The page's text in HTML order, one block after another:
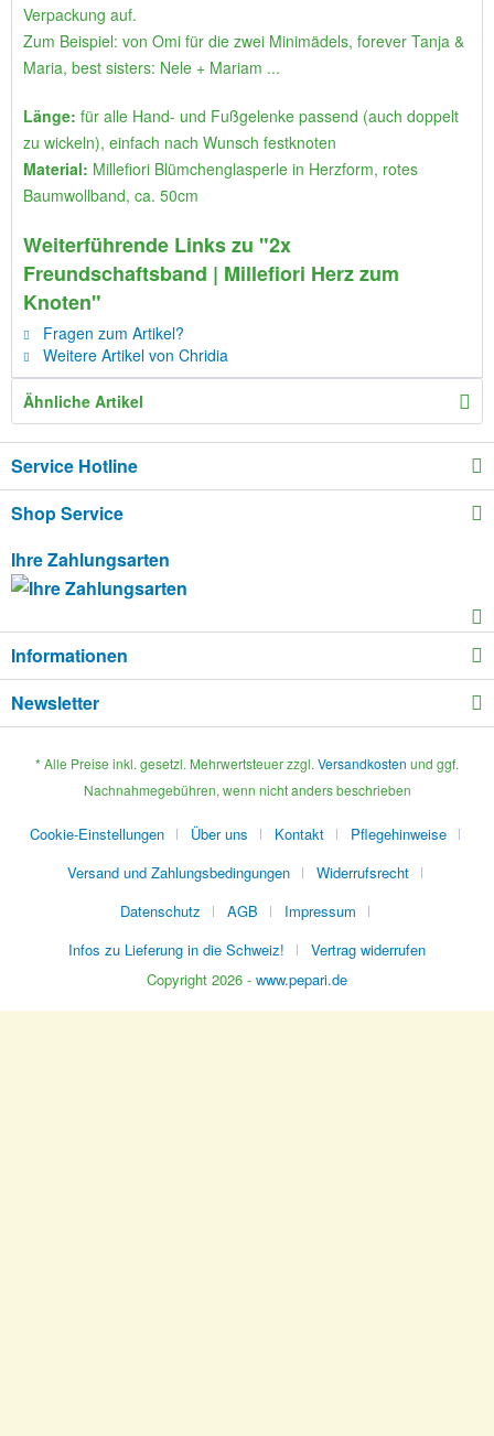
Verpackung auf.
Zum Beispiel: von Omi für die zwei Minimädels, forever Tanja &
Maria, best sisters: Nele + Mariam ...
Länge: für alle Hand- und Fußgelenke passend (auch doppelt
zu wickeln), einfach nach Wunsch festknoten
Material: Millefiori Blümchenglasperle in Herzform, rotes
Baumwollband, ca. 50cm
Weiterführende Links zu "2x
Freundschaftsband | Millefiori Herz zum
Knoten"
Fragen zum Artikel?
Weitere Artikel von Chridia
Ähnliche Artikel
Service Hotline
Shop Service
Ihre Zahlungsarten
Informationen
Newsletter
* Alle Preise inkl. gesetzl. Mehrwertsteuer zzgl. Versandkosten und ggf.
Nachnahmegebühren, wenn nicht anders beschrieben
Cookie-Einstellungen Über uns Kontakt
Pflegehinweise
Versand und Zahlungsbedingungen
Widerrufsrecht
Datenschutz
AGB
Impressum
Infos zu Lieferung in die Schweiz!
Vertrag widerrufen
Copyright 2026 - www.pepari.de